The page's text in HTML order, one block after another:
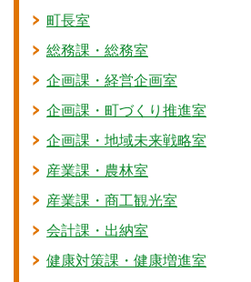
町長室
総務課・総務室
企画課・経営企画室
企画課・町づくり推進室
企画課・地域未来戦略室
産業課・農林室
産業課・商工観光室
会計課・出納室
健康対策課・健康増進室